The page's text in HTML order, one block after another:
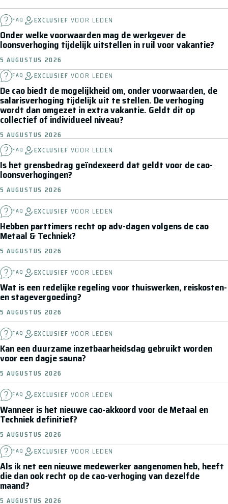
FAQ EXCLUSIEF VOOR LEDEN
Onder welke voorwaarden mag de werkgever de
loonsverhoging tijdelijk uitstellen in ruil voor vakantie?
5 AUGUSTUS 2026
FAQ EXCLUSIEF VOOR LEDEN
De cao biedt de mogelijkheid om, onder voorwaarden, de
salarisverhoging tijdelijk uit te stellen. De verhoging
wordt dan omgezet in extra vakantie. Geldt dit op
collectief of individueel niveau?
5 AUGUSTUS 2026
FAQ EXCLUSIEF VOOR LEDEN
Is het grensbedrag geïndexeerd dat geldt voor de cao-
loonsverhogingen?
5 AUGUSTUS 2026
FAQ EXCLUSIEF VOOR LEDEN
Hebben parttimers recht op adv-dagen volgens de cao
Metaal & Techniek?
5 AUGUSTUS 2026
FAQ EXCLUSIEF VOOR LEDEN
Wat is een redelijke regeling voor thuiswerken, reiskosten-
en stagevergoeding?
5 AUGUSTUS 2026
FAQ EXCLUSIEF VOOR LEDEN
Kan een duurzame inzetbaarheidsdag gebruikt worden
voor een dagje sauna?
5 AUGUSTUS 2026
FAQ EXCLUSIEF VOOR LEDEN
Wanneer is het nieuwe cao-akkoord voor de Metaal en
Techniek definitief?
5 AUGUSTUS 2026
FAQ EXCLUSIEF VOOR LEDEN
Als ik net een nieuwe medewerker aangenomen heb, heeft
die dan ook recht op de cao-verhoging van dezelfde
maand?
5 AUGUSTUS 2026